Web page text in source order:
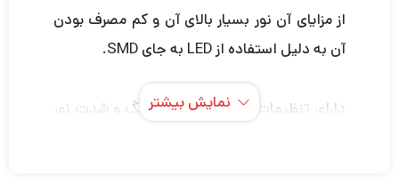
از مزایای آن نور بسیار بالای آن و کم مصرف بودن
آن به دلیل استفاده از LED به جای SMD.
دارای تنظیمات حرفه ای کلوین و رنگ و شدت نور
نمایش بیشتر